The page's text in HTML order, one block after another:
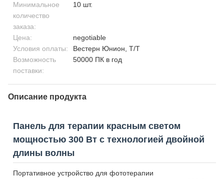
Минимальное
количество
заказа:
10 шт.
Цена:
negotiable
Условия оплаты:
Вестерн Юнион, Т/Т
Возможность
поставки:
50000 ПК в год
Описание продукта
Панель для терапии красным светом
мощностью 300 Вт с технологией двойной
длины волны
Портативное устройство для фототерапии